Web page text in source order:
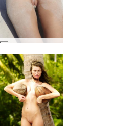
Frensijs seksīgs smilšains #33